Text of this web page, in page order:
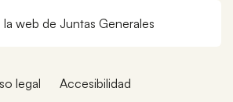
la web de Juntas Generales
legal Accesibilidad